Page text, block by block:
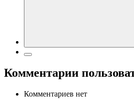
Комментарии
Комментариев нет